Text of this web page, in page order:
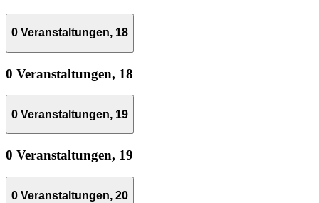
0 Veranstaltungen, 18
0 Veranstaltungen, 18
0 Veranstaltungen, 19
0 Veranstaltungen, 19
0 Veranstaltungen, 20